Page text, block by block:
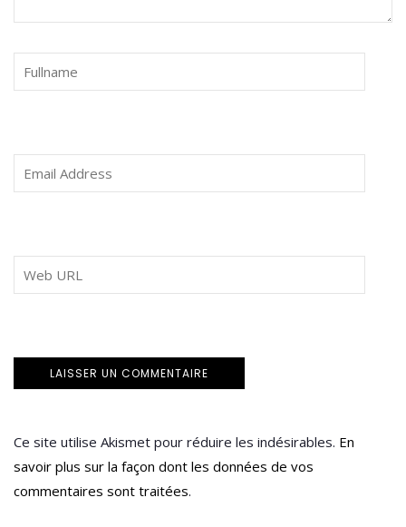
Ce site utilise Akismet pour réduire les indésirables. En
savoir plus sur la façon dont les données de vos
commentaires sont traitées.